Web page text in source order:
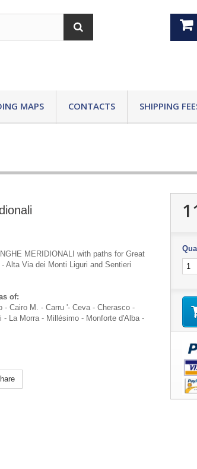
MAPS CONTACTS SHIPPING
MERIDIONALI with paths for Great
Alta Via dei Monti Liguri and Sentieri
of:
- Cairo M. - Carru '- Ceva - Cherasco -
- La Morra - Millésimo - Monforte d'Alba -